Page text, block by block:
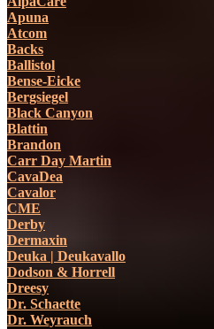
Apuna
Atcom
Backs
Ballistol
Bense-Eicke
Bergsiegel
Black Canyon
Blattin
Brandon
Carr Day Martin
CavaDea
Cavalor
CME
Derby
Dermaxin
Deuka | Deukavallo
Dodson & Horrell
Dreesy
Dr. Schaette
Dr. Weyrauch